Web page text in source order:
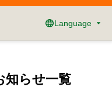
Language
知らせ一覧